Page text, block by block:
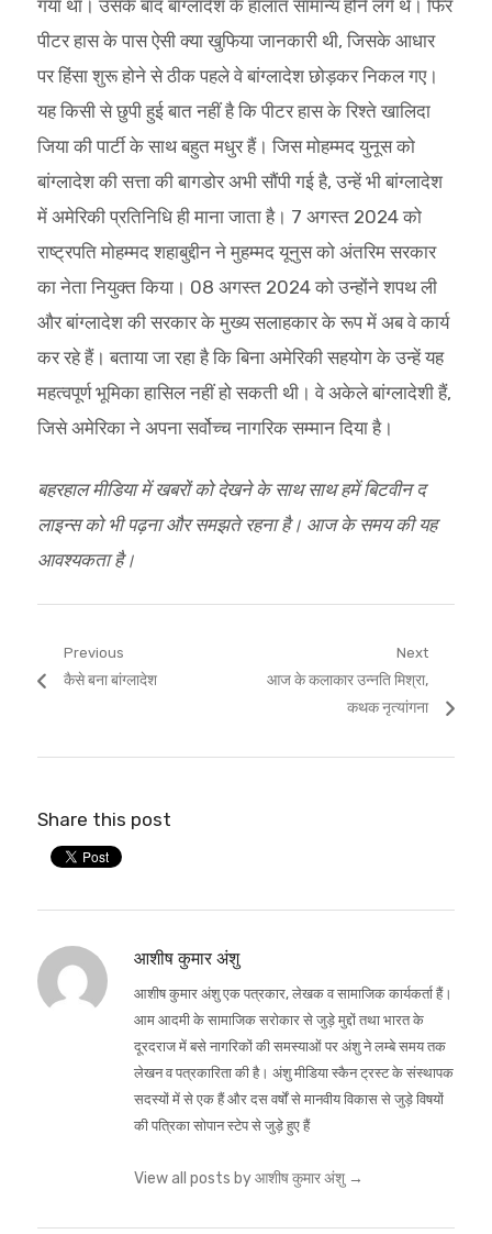
गया था। उसके बाद बांग्लादेश के हालात सामान्य होने लगे थे। फिर
पीटर हास के पास ऐसी क्या खुफिया जानकारी थी, जिसके आधार
पर हिंसा शुरू होने से ठीक पहले वे बांग्लादेश छोड़कर निकल गए।
यह किसी से छुपी हुई बात नहीं है कि पीटर हास के रिश्ते खालिदा
जिया की पार्टी के साथ बहुत मधुर हैं। जिस मोहम्मद युनूस को
बांग्लादेश की सत्ता की बागडोर अभी सौंपी गई है, उन्हें भी बांग्लादेश
में अमेरिकी प्रतिनिधि ही माना जाता है। 7 अगस्त 2024 को
राष्ट्रपति मोहम्मद शहाबुद्दीन ने मुहम्मद यूनुस को अंतरिम सरकार
का नेता नियुक्त किया। 08 अगस्त 2024 को उन्होंने शपथ ली
और बांग्लादेश की सरकार के मुख्य सलाहकार के रूप में अब वे कार्य
कर रहे हैं। बताया जा रहा है कि बिना अमेरिकी सहयोग के उन्हें यह
महत्वपूर्ण भूमिका हासिल नहीं हो सकती थी। वे अकेले बांग्लादेशी हैं,
जिसे अमेरिका ने अपना सर्वोच्च नागरिक सम्मान दिया है।
बहरहाल मीडिया में खबरों को देखने के साथ साथ हमें बिटवीन द
लाइन्स को भी पढ़ना और समझते रहना है। आज के समय की यह
आवश्यकता है।
Post
navigation
Previous
Previous
कैसे बना बांग्लादेश
Next
Next
आज के कलाकार उन्नति मिश्रा,
कथक नृत्यांगना
Share this post
आशीष कुमार अंशु
आशीष कुमार अंशु एक पत्रकार, लेखक व सामाजिक कार्यकर्ता हैं।
आम आदमी के सामाजिक सरोकार से जुड़े मुद्दों तथा भारत के
दूरदराज में बसे नागरिकों की समस्याओं पर अंशु ने लम्बे समय तक
लेखन व पत्रकारिता की है। अंशु मीडिया स्कैन ट्रस्ट के संस्थापक
सदस्यों में से एक हैं और दस वर्षों से मानवीय विकास से जुड़े विषयों
की पत्रिका सोपान स्टेप से जुड़े हुए हैं
View all posts by आशीष कुमार अंशु →